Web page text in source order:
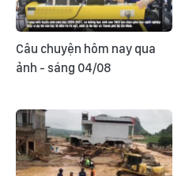
Câu chuyện hôm nay qua
ảnh - sáng 04/08